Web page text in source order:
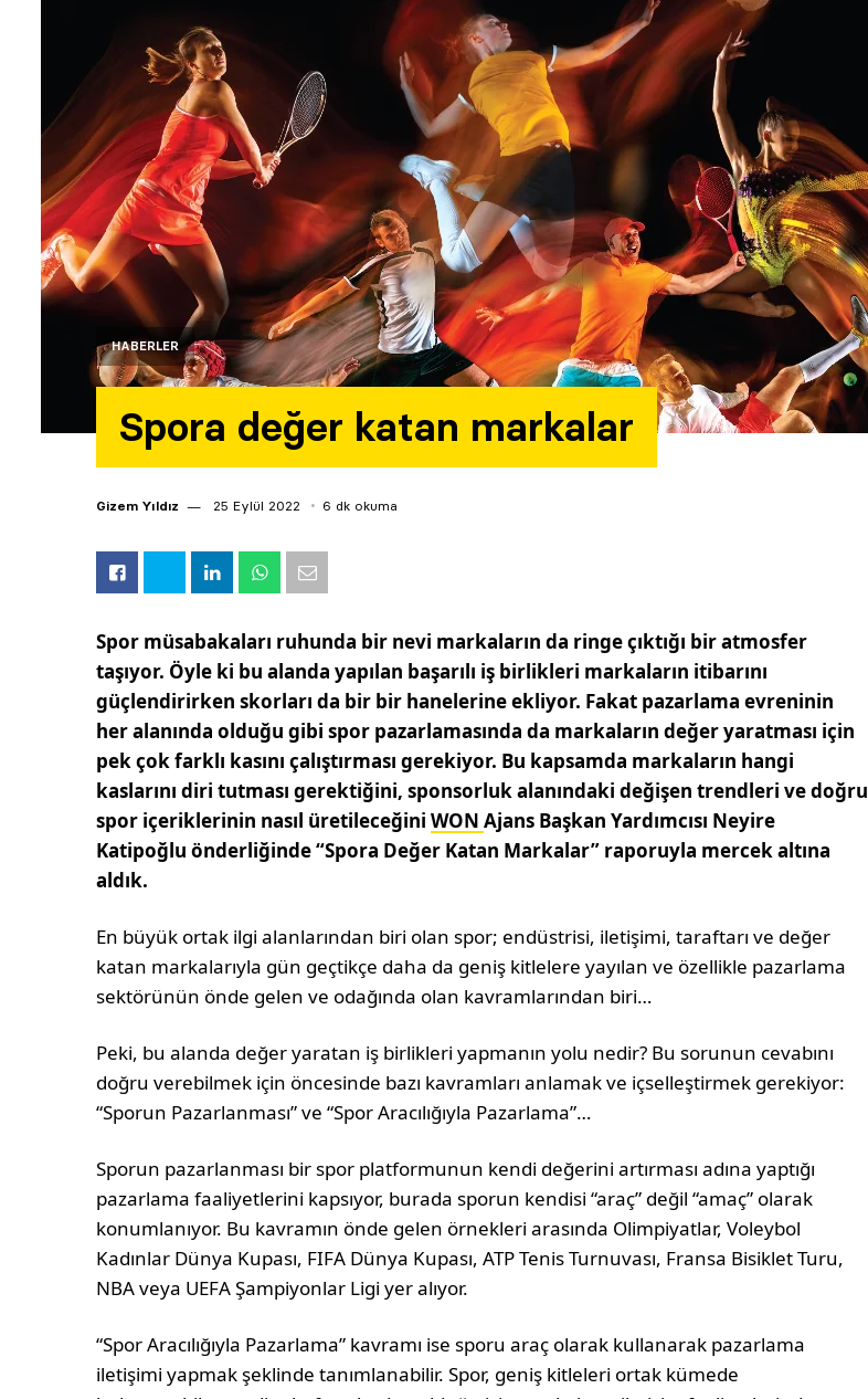
HABERLER
Spora değer katan markalar
Gizem Yıldız 25 Eylül 2022 6 dk okuma
Spor müsabakaları ruhunda bir nevi markaların da ringe çıktığı bir atmosfer
taşıyor. Öyle ki bu alanda yapılan başarılı iş birlikleri markaların itibarını
güçlendirirken skorları da bir bir hanelerine ekliyor. Fakat pazarlama evreninin
her alanında olduğu gibi spor pazarlamasında da markaların değer yaratması için
pek çok farklı kasını çalıştırması gerekiyor. Bu kapsamda markaların hangi
kaslarını diri tutması gerektiğini, sponsorluk alanındaki değişen trendleri ve doğru
spor içeriklerinin nasıl üretileceğiniWONAjans Başkan Yardımcısı Neyire
Katipoğlu önderliğinde “Spora Değer Katan Markalar” raporuyla mercek altına
aldık.
En büyük ortak ilgi alanlarından biri olan spor; endüstrisi, iletişimi, taraftarı ve değer
katan markalarıyla gün geçtikçe daha da geniş kitlelere yayılan ve özellikle pazarlama
sektörünün önde gelen ve odağında olan kavramlarından biri…
Peki, bu alanda değer yaratan iş birlikleri yapmanın yolu nedir? Bu sorunun cevabını
doğru verebilmek için öncesinde bazı kavramları anlamak ve içselleştirmek gerekiyor:
“Sporun Pazarlanması” ve “Spor Aracılığıyla Pazarlama”…
Sporun pazarlanması bir spor platformunun kendi değerini artırması adına yaptığı
pazarlama faaliyetlerini kapsıyor, burada sporun kendisi “araç” değil “amaç” olarak
konumlanıyor. Bu kavramın önde gelen örnekleri arasında Olimpiyatlar, Voleybol
Kadınlar Dünya Kupası, FIFA Dünya Kupası, ATP Tenis Turnuvası, Fransa Bisiklet Turu,
NBA veya UEFA Şampiyonlar Ligi yer alıyor.
“Spor Aracılığıyla Pazarlama” kavramı ise sporu araç olarak kullanarak pazarlama
iletişimi yapmak şeklinde tanımlanabilir. Spor, geniş kitleleri ortak kümede